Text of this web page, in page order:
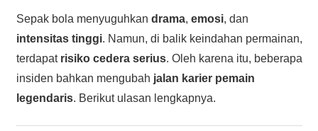
Sepak bola menyuguhkan drama, emosi, dan
intensitas tinggi. Namun, di balik keindahan permainan,
terdapat risiko cedera serius. Oleh karena itu, beberapa
insiden bahkan mengubah jalan karier pemain
legendaris. Berikut ulasan lengkapnya.